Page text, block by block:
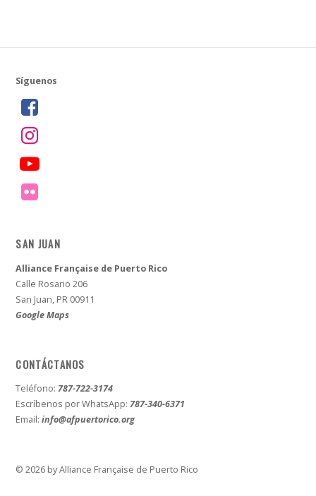
Síguenos
SAN JUAN
Alliance Française de Puerto Rico
Calle Rosario 206
San Juan, PR 00911
Google Maps
CONTÁCTANOS
Teléfono:787-722-3174
Escríbenos por WhatsApp:787-340-6371
Email:info@afpuertorico.org
© 2026 by Alliance Française de Puerto Rico